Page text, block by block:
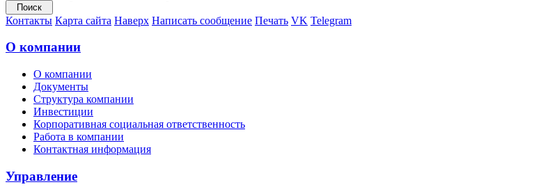
Контакты Карта сайта Наверх Написать сообщение Печать VK Telegram
О компании
О компании
Документы
Структура компании
Инвестиции
Корпоративная социальная ответственность
Работа в компании
Контактная информация
Управление